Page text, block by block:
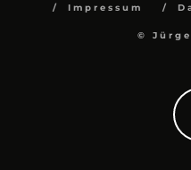
Impressum
©